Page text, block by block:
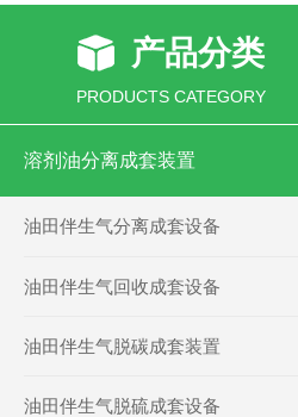
产品分类
PRODUCTS CATEGORY
溶剂油分离成套装置
油田伴生气分离成套设备
油田伴生气回收成套设备
油田伴生气脱碳成套装置
油田伴生气脱硫成套设备